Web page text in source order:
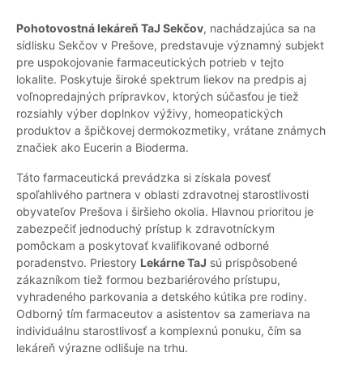
Pohotovostná lekáreň TaJ Sekčov, nachádzajúca sa na
sídlisku Sekčov v Prešove, predstavuje významný subjekt
pre uspokojovanie farmaceutických potrieb v tejto
lokalite. Poskytuje široké spektrum liekov na predpis aj
voľnopredajných prípravkov, ktorých súčasťou je tiež
rozsiahly výber doplnkov výživy, homeopatických
produktov a špičkovej dermokozmetiky, vrátane známych
značiek ako Eucerin a Bioderma.
Táto farmaceutická prevádzka si získala povesť
spoľahlivého partnera v oblasti zdravotnej starostlivosti
obyvateľov Prešova i širšieho okolia. Hlavnou prioritou je
zabezpečiť jednoduchý prístup k zdravotníckym
pomôckam a poskytovať kvalifikované odborné
poradenstvo. Priestory Lekárne TaJ sú prispôsobené
zákazníkom tiež formou bezbariérového prístupu,
vyhradeného parkovania a detského kútika pre rodiny.
Odborný tím farmaceutov a asistentov sa zameriava na
individuálnu starostlivosť a komplexnú ponuku, čím sa
lekáreň výrazne odlišuje na trhu.